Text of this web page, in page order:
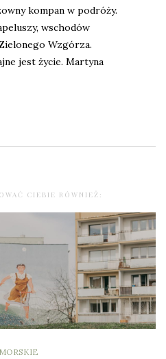
kompan w podróży.
wschodów
Wzgórza.
jest życie. Martyna
CIEBIE RÓWNIEŻ: